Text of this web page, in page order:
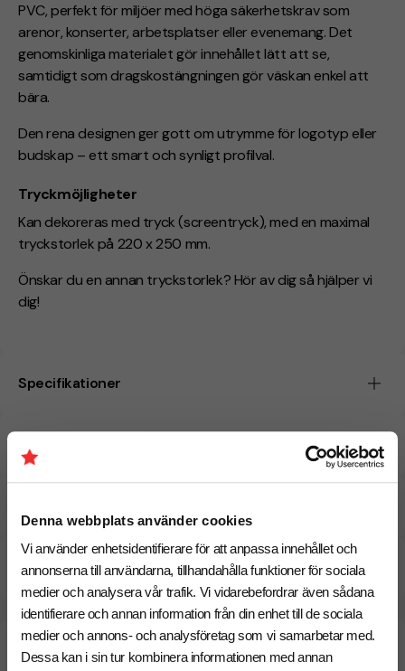
Denna webbplats använder cookies
Vi använder enhetsidentifierare för att anpassa innehållet och
annonserna till användarna, tillhandahålla funktioner för sociala
medier och analysera vår trafik. Vi vidarebefordrar även sådana
identifierare och annan information från din enhet till de sociala
medier och annons- och analysföretag som vi samarbetar med.
Dessa kan i sin tur kombinera informationen med annan
PVC, perfekt för miljöer med höga säkerhetskrav som
arenor, konserter, arbetsplatser eller evenemang. Det
genomskinliga materialet gör innehållet lätt att se,
samtidigt som dragskostängningen gör väskan enkel att
bära.
Den rena designen ger gott om utrymme för logotyp eller
budskap – ett smart och synligt profilval.
Tryckmöjligheter
Kan dekoreras med tryck (screentryck),med en maximal
tryckstorlek på 220 x 250 mm.
Önskar du en annan tryckstorlek? Hör av dig så hjälper vi
dig!
Specifikationer
Tryckmetoder
CO₂e -avtryck
17 Augusti Beräknad leveranstid: 6 arbetsdagar
Snabbare leverans? Kontakta oss.